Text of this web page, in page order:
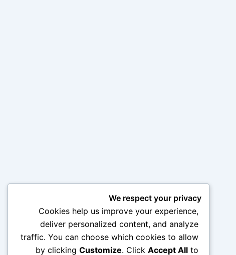
We respect your privacy
Cookies help us improve your experience,
deliver personalized content, and analyze
traffic. You can choose which cookies to allow
by clickingCustomize. ClickAccept All to